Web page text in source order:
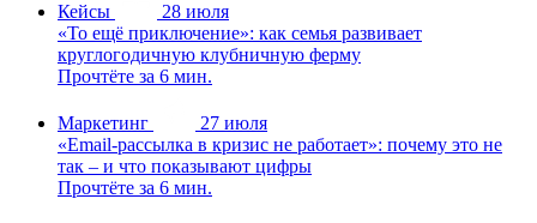
Кейсы
28 июля
«То ещё приключение»: как семья развивает
круглогодичную клубничную ферму
Прочтёте за 6 мин.
Маркетинг
27 июля
«Email-рассылка в кризис не работает»: почему это не
так – и что показывают цифры
Прочтёте за 6 мин.